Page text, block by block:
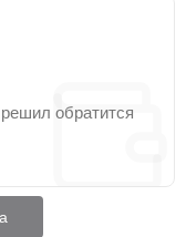
обратится